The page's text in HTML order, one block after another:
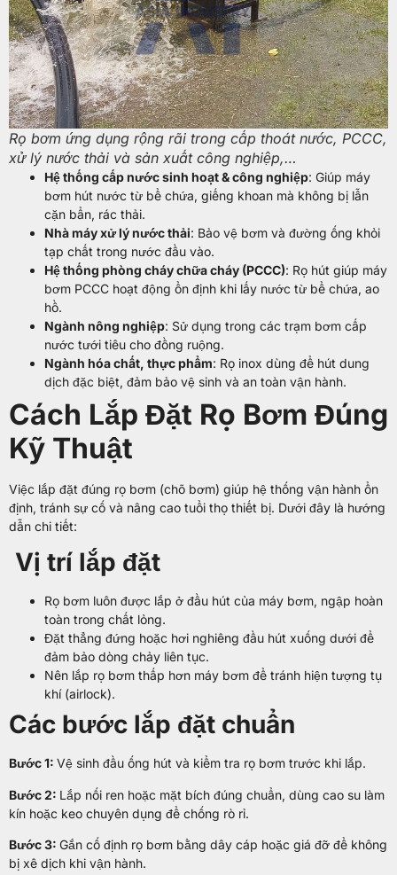
Rọ bơm ứng dụng rộng rãi trong cấp thoát nước, PCCC,
xử lý nước thải và sản xuất công nghiệp,…
Hệ thống cấp nước sinh hoạt & công nghiệp: Giúp máy
bơm hút nước từ bể chứa, giếng khoan mà không bị lẫn
cặn bẩn, rác thải.
Nhà máy xử lý nước thải: Bảo vệ bơm và đường ống khỏi
tạp chất trong nước đầu vào.
Hệ thống phòng cháy chữa cháy (PCCC): Rọ hút giúp máy
bơm PCCC hoạt động ổn định khi lấy nước từ bể chứa, ao
hồ.
Ngành nông nghiệp: Sử dụng trong các trạm bơm cấp
nước tưới tiêu cho đồng ruộng.
Ngành hóa chất, thực phẩm: Rọ inox dùng để hút dung
dịch đặc biệt, đảm bảo vệ sinh và an toàn vận hành.
Cách Lắp Đặt Rọ Bơm Đúng
Kỹ Thuật
Việc lắp đặt đúng rọ bơm (chõ bơm) giúp hệ thống vận hành ổn
định, tránh sự cố và nâng cao tuổi thọ thiết bị. Dưới đây là hướng
dẫn chi tiết:
Vị trí lắp đặt
Rọ bơm luôn được lắp ở đầu hút của máy bơm, ngập hoàn
toàn trong chất lỏng.
Đặt thẳng đứng hoặc hơi nghiêng đầu hút xuống dưới để
đảm bảo dòng chảy liên tục.
Nên lắp rọ bơm thấp hơn máy bơm để tránh hiện tượng tụ
khí (airlock).
Các bước lắp đặt chuẩn
Bước 1: Vệ sinh đầu ống hút và kiểm tra rọ bơm trước khi lắp.
Bước 2: Lắp nối ren hoặc mặt bích đúng chuẩn, dùng cao su làm
kín hoặc keo chuyên dụng để chống rò rỉ.
Bước 3: Gắn cố định rọ bơm bằng dây cáp hoặc giá đỡ để không
bị xê dịch khi vận hành.